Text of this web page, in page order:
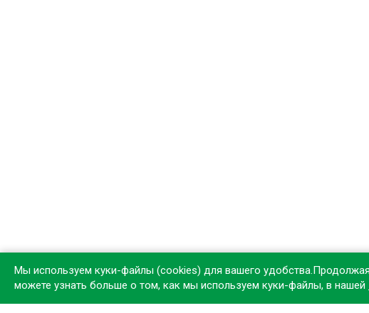
Установите
Мы используем куки-файлы (cookies) для вашего
можете узнать больше о том, как мы используем куки-файлы, в нашей